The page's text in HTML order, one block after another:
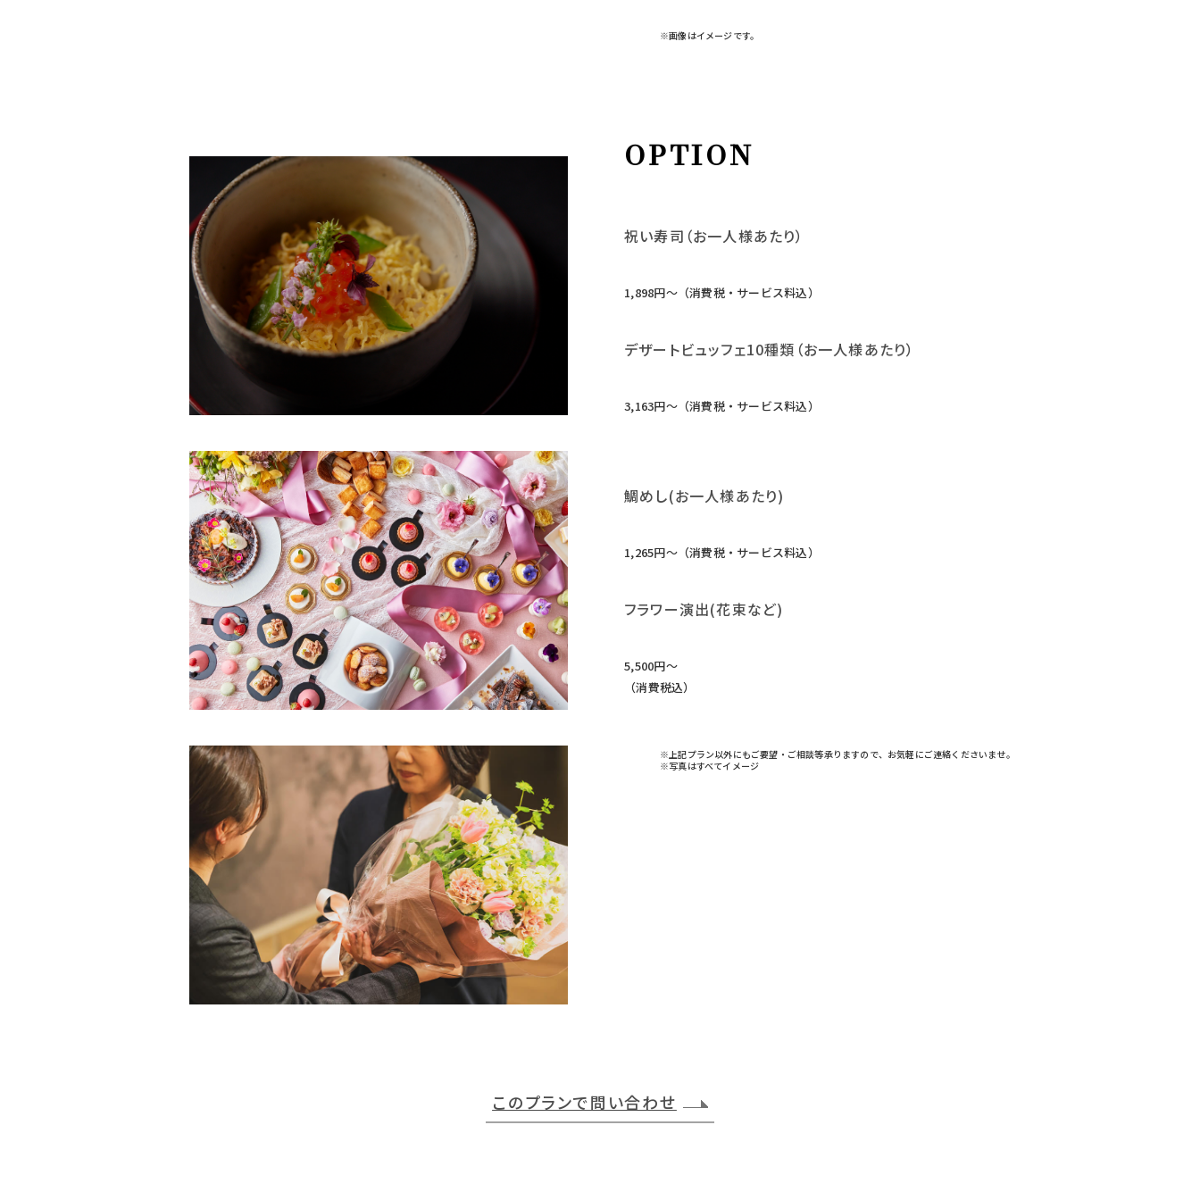
※画像はイメージです。
OPTION
祝い寿司（お一人様あたり）
1,898円〜（消費税・サービス料込）
デザートビュッフェ10種類（お一人様あたり）
3,163円〜（消費税・サービス料込）
鯛めし(お一人様あたり)
1,265円〜（消費税・サービス料込）
フラワー演出(花束など)
5,500円〜
（消費税込）
※上記プラン以外にもご要望・ご相談等承りますので、お気軽にご連絡くださいませ。
※写真はすべてイメージ
このプランで問い合わせ